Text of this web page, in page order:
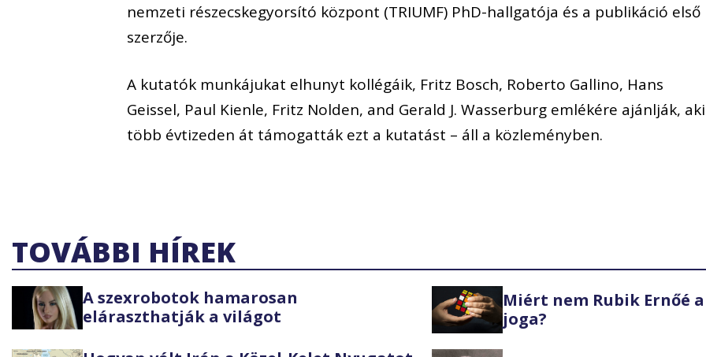
nemzeti részecskegyorsító központ (TRIUMF) PhD-hallgatója és a publikáció első
szerzője.
A kutatók munkájukat elhunyt kollégáik, Fritz Bosch, Roberto Gallino, Hans
Geissel, Paul Kienle, Fritz Nolden, and Gerald J. Wasserburg emlékére ajánlják,
több évtizeden át támogatták ezt a kutatást – áll a közleményben.
TOVÁBBI HÍREK
A szexrobotok hamarosan
eláraszthatják a világot
Miért nem Rubik Ernőé
joga?